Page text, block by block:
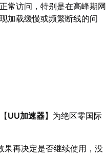
常访问，特别是在高峰期网
加载缓慢或频繁断线的问
UU加速器】为绝区零国际
果再决定是否继续使用，没